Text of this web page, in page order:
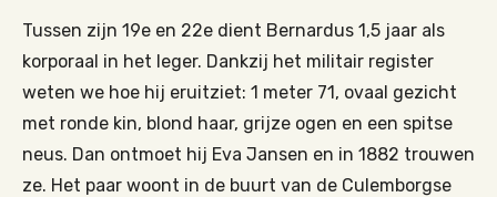
Tussen zijn 19e en 22e dient Bernardus 1,5 jaar als
korporaal in het leger. Dankzij het militair register
weten we hoe hij eruitziet: 1 meter 71, ovaal gezicht
met ronde kin, blond haar, grijze ogen en een spitse
neus. Dan ontmoet hij Eva Jansen en in 1882 trouwen
ze. Het paar woont in de buurt van de Culemborgse